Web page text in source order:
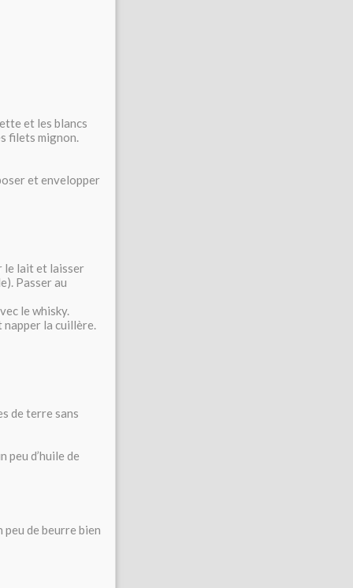
et les blancs
filets mignon.
et envelopper
le lait et laisser
Passer au
le whisky.
la cuillère.
de terre sans
peu d’huile de
peu de beurre bien